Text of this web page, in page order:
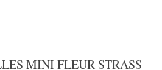
MINI FLEUR STRASS